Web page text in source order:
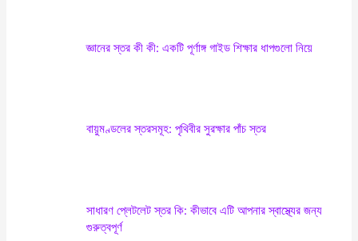
জ্ঞানের স্তর কী কী: একটি পূর্ণাঙ্গ গাইড শিক্ষার ধাপগুলো নিয়ে
বায়ুমণ্ডলের স্তরসমূহ: পৃথিবীর সুরক্ষার পাঁচ স্তর
সাধারণ প্লেটলেট স্তর কি: কীভাবে এটি আপনার স্বাস্থ্যের জন্য
গুরুত্বপূর্ণ